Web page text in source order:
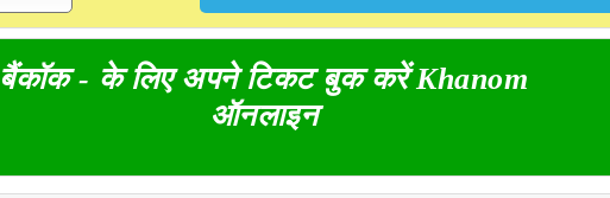
बैंकॉक - के लिए अपने टिकट बुक करें Khanom
ऑनलाइन